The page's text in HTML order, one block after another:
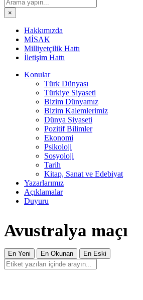
×
Hakkımızda
MİSAK
Milliyetçilik Hattı
İletişim Hattı
Konular
Türk Dünyası
Türkiye Siyaseti
Bizim Dünyamız
Bizim Kalemlerimiz
Dünya Siyaseti
Pozitif Bilimler
Ekonomi
Psikoloji
Sosyoloji
Tarih
Kitap, Sanat ve Edebiyat
Yazarlarımız
Açıklamalar
Duyuru
Avustralya maçı
En Yeni En Okunan En Eski